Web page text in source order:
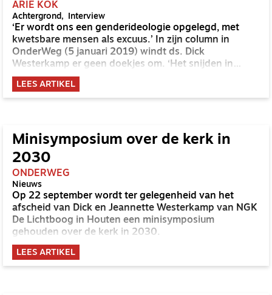
ARIE KOK
Achtergrond Interview
‘Er wordt ons een genderideologie opgelegd, met
kwetsbare mensen als excuus.’ In zijn column in
OnderWeg (5 januari 2019) windt ds. Dick
Westerkamp er geen doekjes om. ‘Het snijden in
gezonde lichamen is een dwaalweg.’ Marc ten Brink
uit ‘t Harde, pastor van gelovige transgenders, voelde
zich onaangenaam getroffen. De twee gaan in
LEES ARTIKEL
Minisymposium over de kerk in
2030
ONDERWEG
Nieuws
Op 22 september wordt ter gelegenheid van het
afscheid van Dick en Jeannette Westerkamp van NGK
De Lichtboog in Houten een minisymposium
gehouden over de kerk in 2030.
LEES ARTIKEL